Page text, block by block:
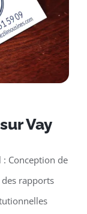
Vay
: Conception de
rapports